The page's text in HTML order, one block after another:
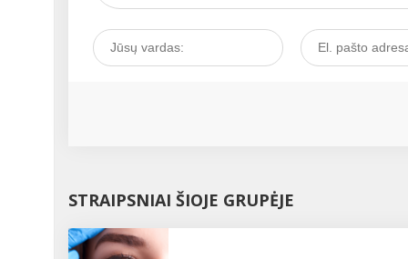
STRAIPSNIAI ŠIOJE GRUPĖJE